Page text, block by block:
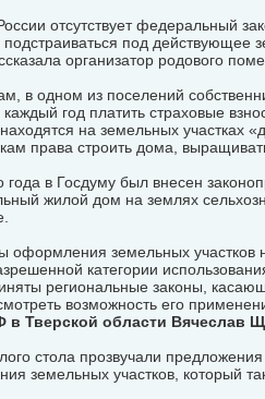
отсутствует федеральный
под действующее
организатор родового
в одном из поселений
год платить страховые
на земельных участках
права строить дома,
года в Госдуму был внесен
жилой дом на землях
оформления земельных участков
категории
региональные законы,
возможность его
в Тверской области Вячеслав
стола прозвучали
земельных участков, который